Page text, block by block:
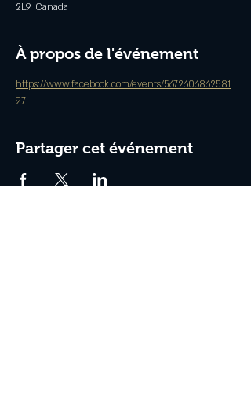
2L9, Canada
À propos de l'événement
https://www.facebook.com/events/5672606862581
97
Partager cet événement